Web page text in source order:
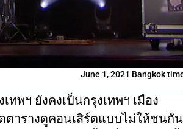
June 1, 2021 Bangkok
ทพฯ ยังคงเป็นกรุงเทพฯ เมือง
ตารางดูคอนเสิร์ตแบบไม่ให้ชนกัน